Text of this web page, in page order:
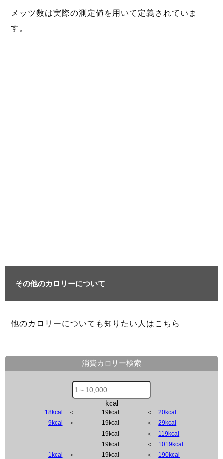
メッツ数は実際の測定値を用いて定義されていま
す。
その他のカロリーについて
他のカロリーについても知りたい人はこちら
消費カロリー検索
kcal
18kcal ＜ 19kcal ＜20kcal
9kcal
＜ 19kcal ＜29kcal
19kcal
＜ 119kcal
19kcal
＜ 1019kcal
1kcal
＜ 19kcal ＜ 190kcal